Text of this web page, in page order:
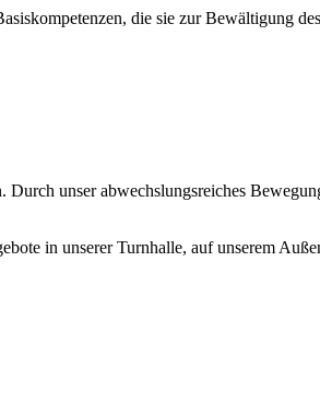
die sie zur Bewältigung
unser abwechslungsreiches
in unserer Turnhalle, auf unserem